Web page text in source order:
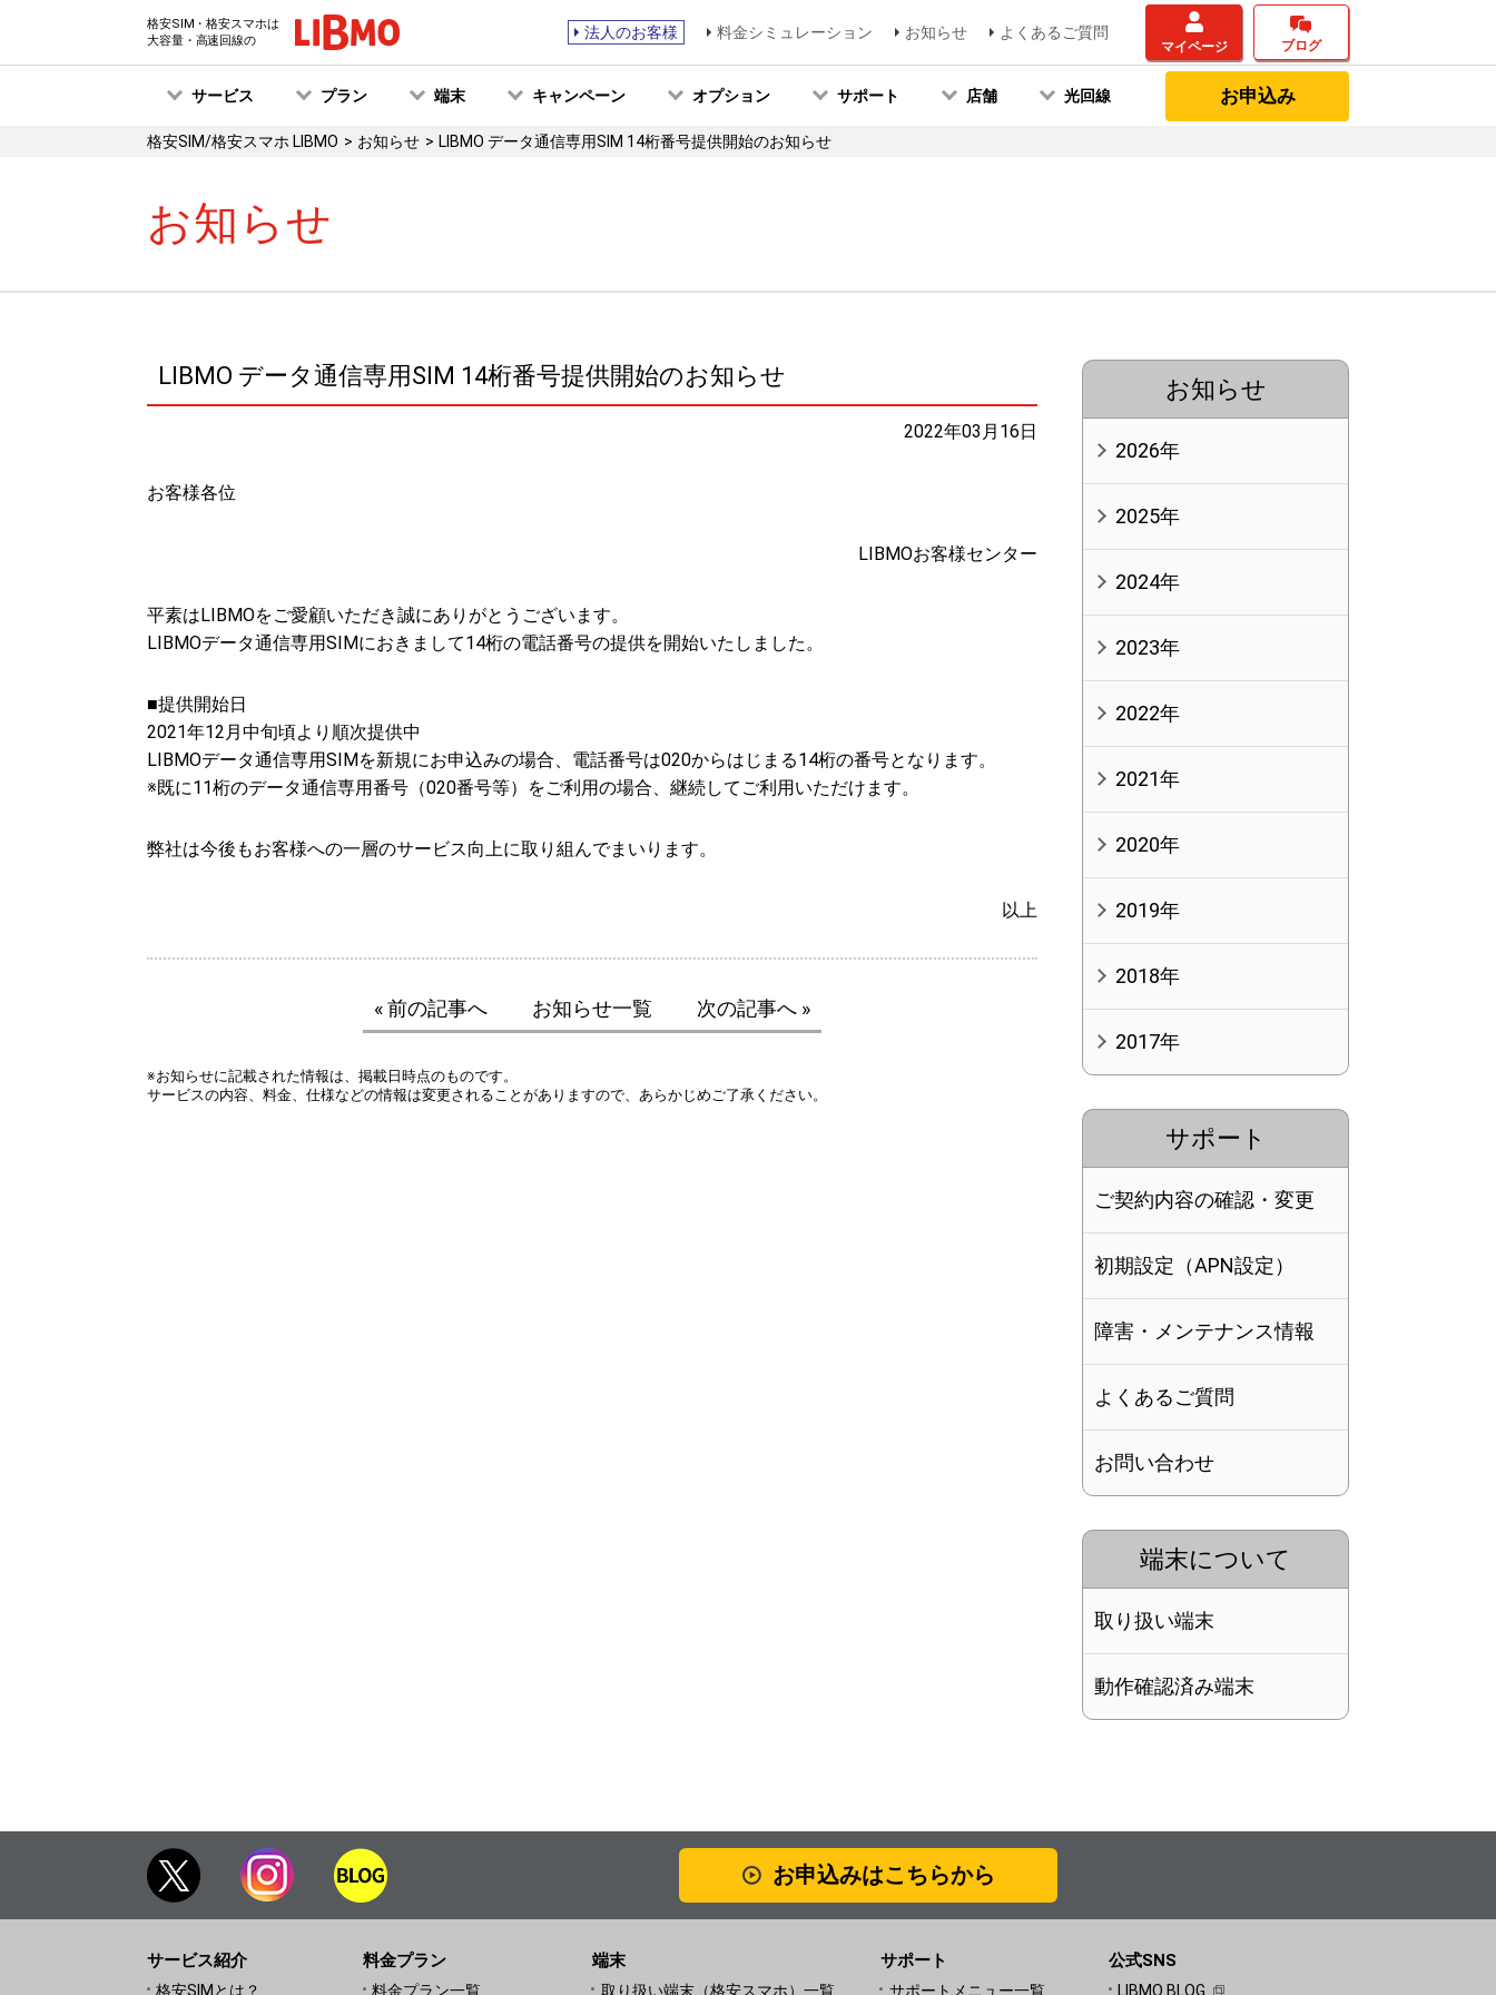
格安SIM・格安スマホは
大容量・高速回線の
法人のお客様 料金シミュレーション お知らせ よくあるご質問
マイページ ブログ
サービス プラン 端末 キャンペーン オプション サポート 店舗 光回線 お申込み
格安SIM/格安スマホ LIBMO お知らせ LIBMO データ通信専用SIM 14桁番号提供開始のお知らせ
お知らせ
LIBMO データ通信専用SIM 14桁番号提供開始のお知らせ
2022年03月16日
お客様各位
LIBMOお客様センター
平素はLIBMOをご愛顧いただき誠にありがとうございます。
LIBMOデータ通信専用SIMにおきまして14桁の電話番号の提供を開始いたしました。
■提供開始日
2021年12月中旬頃より順次提供中
LIBMOデータ通信専用SIMを新規にお申込みの場合、電話番号は020からはじまる14桁の番号となります。
※既に11桁のデータ通信専用番号（020番号等）をご利用の場合、継続してご利用いただけます。
弊社は今後もお客様への一層のサービス向上に取り組んでまいります。
以上
« 前の記事へ お知らせ一覧 次の記事へ »
※お知らせに記載された情報は、掲載日時点のものです。
サービスの内容、料金、仕様などの情報は変更されることがありますので、あらかじめご了承ください。
お知らせ
2026年
2025年
2024年
2023年
2022年
2021年
2020年
2019年
2018年
2017年
サポート
ご契約内容の確認・変更
初期設定（APN設定）
障害・メンテナンス情報
よくあるご質問
お問い合わせ
端末について
取り扱い端末
動作確認済み端末
お申込みはこちらから
サービス紹介
格安SIMとは？
料金プラン
料金プラン一覧
端末
取り扱い端末（格安スマホ）一覧
サポート
サポートメニュー一覧
公式SNS
LIBMO BLOG